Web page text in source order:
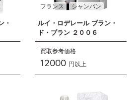
・
フランス シャンパン
ルイ・ロデレール ブラン・
ド・ブラン ２００６
買取参考価格
12000 円以上